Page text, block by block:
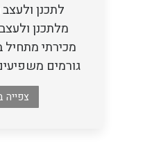
לתכנן
מלתכנן
מכירתי מתחיל
גורמים
צפייה